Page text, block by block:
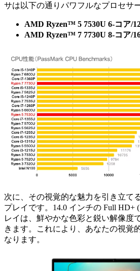
サは以下の通りパワフルなプロセサ
AMD Ryzen™ 5 7530U 6-コア/
AMD Ryzen™ 7 7730U 8-コア/
次に、その視覚的な魅力を引き立て
プレイです。14.0 インチの Full HD+
レイは、鮮やかな色彩と鋭い解像度
きます。これにより、あなたの視覚
なります。